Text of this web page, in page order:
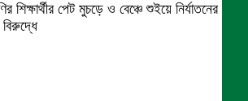
শিক্ষার্থীর পেট মুচড়ে ও বেঞ্চে শুইয়ে নির্যাতনের